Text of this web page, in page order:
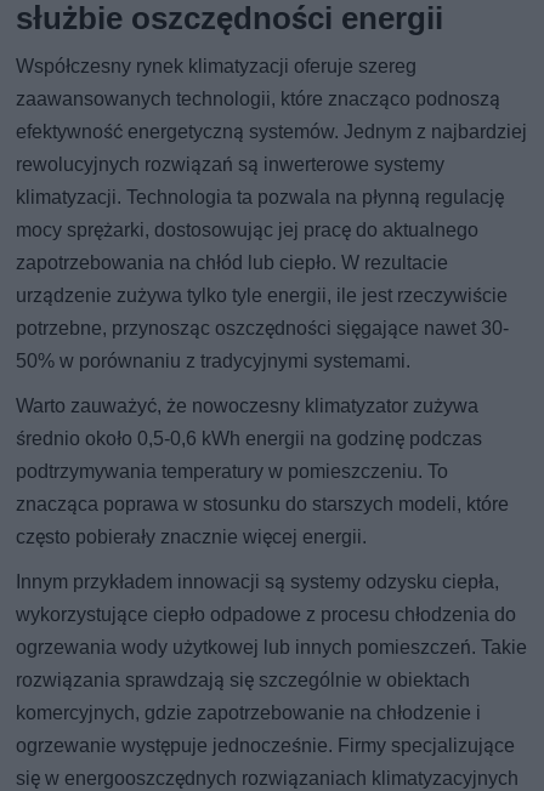
służbie oszczędności energii
Współczesny rynek klimatyzacji oferuje szereg
zaawansowanych technologii, które znacząco podnoszą
efektywność energetyczną systemów. Jednym z najbardziej
rewolucyjnych rozwiązań są inwerterowe systemy
klimatyzacji. Technologia ta pozwala na płynną regulację
mocy sprężarki, dostosowując jej pracę do aktualnego
zapotrzebowania na chłód lub ciepło. W rezultacie
urządzenie zużywa tylko tyle energii, ile jest rzeczywiście
potrzebne, przynosząc oszczędności sięgające nawet 30-
50% w porównaniu z tradycyjnymi systemami.
Warto zauważyć, że nowoczesny klimatyzator zużywa
średnio około 0,5-0,6 kWh energii na godzinę podczas
podtrzymywania temperatury w pomieszczeniu. To
znacząca poprawa w stosunku do starszych modeli, które
często pobierały znacznie więcej energii.
Innym przykładem innowacji są systemy odzysku ciepła,
wykorzystujące ciepło odpadowe z procesu chłodzenia do
ogrzewania wody użytkowej lub innych pomieszczeń. Takie
rozwiązania sprawdzają się szczególnie w obiektach
komercyjnych, gdzie zapotrzebowanie na chłodzenie i
ogrzewanie występuje jednocześnie. Firmy specjalizujące
się w energooszczędnych rozwiązaniach klimatyzacyjnych